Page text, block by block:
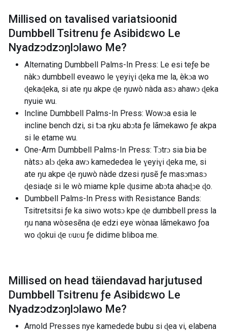
Millised on tavalised variatsioonid
Dumbbell Tsitrenu ƒe Asibidɛwo Le
Nyadzɔdzɔŋlɔlawo Me?
Alternating Dumbbell Palms-In Press: Le esi teƒe be
nàkɔ dumbbell eveawo le ɣeyiɣi ɖeka me la, èkɔa wo
ɖekaɖeka, si ate ŋu akpe ɖe ŋuwò nàda asɔ ahawɔ ɖeka
nyuie wu.
Incline Dumbbell Palms-In Press: Wowɔa esia le
incline bench dzi, si tɔa ŋku abɔta ƒe lãmekawo ƒe akpa
si le etame wu.
One-Arm Dumbbell Palms-In Press: Tɔtrɔ sia bia be
nàtsɔ alɔ ɖeka awɔ kamededea le ɣeyiɣi ɖeka me, si
ate ŋu akpe ɖe ŋuwò nàde dzesi ŋusẽ ƒe masɔmasɔ
ɖesiaɖe si le wò miame kple ɖusime abɔta ahaɖɔe ɖo.
Dumbbell Palms-In Press with Resistance Bands:
Tsitretsitsi ƒe ka siwo wotsɔ kpe ɖe dumbbell press la
ŋu nana wòsesẽna ɖe edzi eye wònaa lãmekawo ƒoa
wo ɖokui ɖe ʋuʋu ƒe didime bliboa me.
Millised on head täiendavad harjutused
Dumbbell Tsitrenu ƒe Asibidɛwo Le
Nyadzɔdzɔŋlɔlawo Me?
Arnold Presses nye kamedede bubu si ɖea vi, elabena